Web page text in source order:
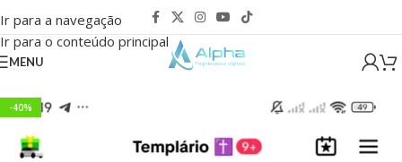
Ir para a navegação
Ir para o conteúdo principal
MENU
-40%